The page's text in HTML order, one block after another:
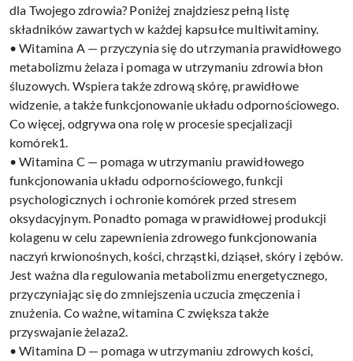
dla Twojego zdrowia? Poniżej znajdziesz pełną listę
składników zawartych w każdej kapsułce multiwitaminy.
• Witamina A — przyczynia się do utrzymania prawidłowego
metabolizmu żelaza i pomaga w utrzymaniu zdrowia błon
śluzowych. Wspiera także zdrową skórę, prawidłowe
widzenie, a także funkcjonowanie układu odpornościowego.
Co więcej, odgrywa ona rolę w procesie specjalizacji
komórek1.
• Witamina C — pomaga w utrzymaniu prawidłowego
funkcjonowania układu odpornościowego, funkcji
psychologicznych i ochronie komórek przed stresem
oksydacyjnym. Ponadto pomaga w prawidłowej produkcji
kolagenu w celu zapewnienia zdrowego funkcjonowania
naczyń krwionośnych, kości, chrząstki, dziąseł, skóry i zębów.
Jest ważna dla regulowania metabolizmu energetycznego,
przyczyniając się do zmniejszenia uczucia zmęczenia i
znużenia. Co ważne, witamina C zwiększa także
przyswajanie żelaza2.
• Witamina D — pomaga w utrzymaniu zdrowych kości,